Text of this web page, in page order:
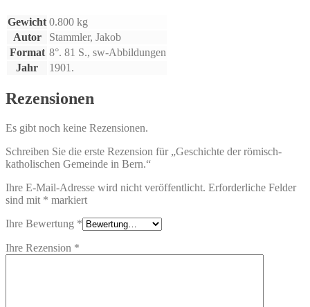
Gewicht 0.800 kg
Autor
Stammler, Jakob
Format 8°. 81 S., sw-Abbildungen
Jahr
1901.
Rezensionen
Es gibt noch keine Rezensionen.
Schreiben Sie die erste Rezension für „Geschichte der römisch-
katholischen Gemeinde in Bern.“
Ihre E-Mail-Adresse wird nicht veröffentlicht. Erforderliche Felder
sind mit * markiert
Ihre Bewertung *
Ihre Rezension *